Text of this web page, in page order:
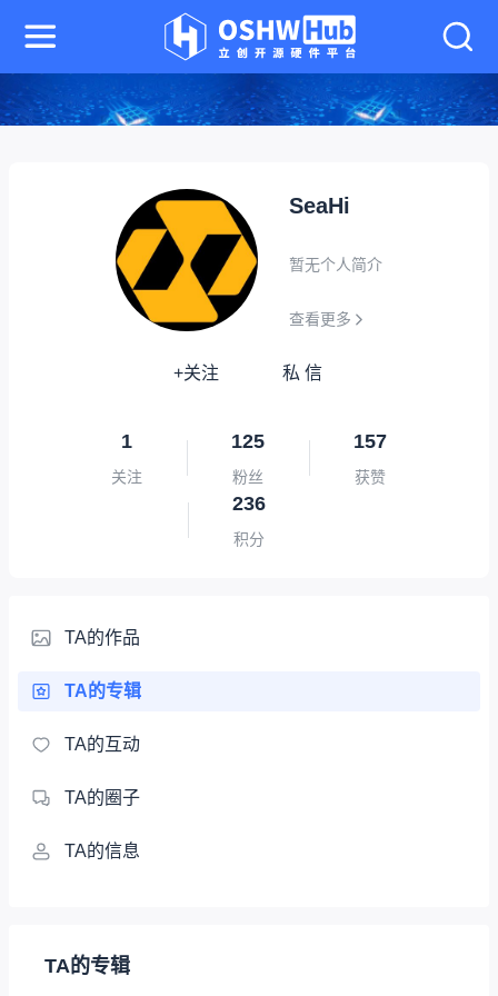
SeaHi
暂无个人简介
查看更多
+关注 私 信
1
关注
125
粉丝
157
获赞
236
积分
TA的作品
TA的专辑
TA的互动
TA的圈子
TA的信息
TA的专辑